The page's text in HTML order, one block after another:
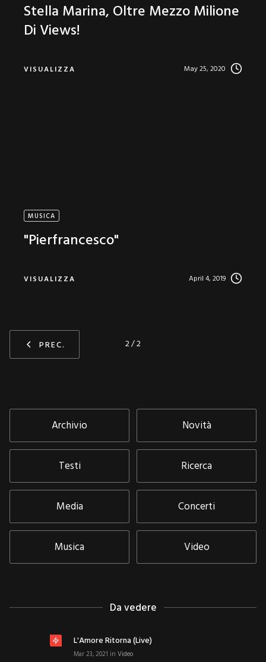
Stella Marina, Oltre Mezzo Milione
Di Views!
VISUALIZZA May 25, 2020
MUSICA
"Pierfrancesco"
VISUALIZZA April 4, 2019
PREC. 2 / 2
Archivio Novità
Testi Ricerca
Media Concerti
Musica Video
Da vedere
L'Amore Ritorna (live)
Mar 23, 2021 in Video